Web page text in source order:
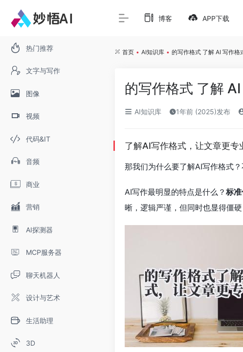
热门推荐
文字与写作
图像
视频
代码&IT
音频
商业
营销
AI探测器
MCP服务器
聊天机器人
设计与艺术
生活助理
3D
博客 APP下载
首页 • AI知识库 • 的写作格式 了解 AI 写作格
的写作格式 了解
AI知识库 1年前 (2025)发布
了解AI写作格式，让文章更专
那我们为什么要了解AI写作格式
AI写作最明显的特点是什么？ 标
晰，逻辑严谨，但同时也显得僵硬